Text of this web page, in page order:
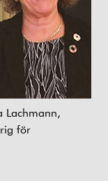
Lachmann,
för